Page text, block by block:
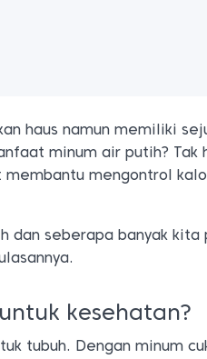
haus namun memiliki
minum air putih? Tak
membantu mengontrol
dan seberapa banyak kita
kesehatan?
tubuh. Dengan minum